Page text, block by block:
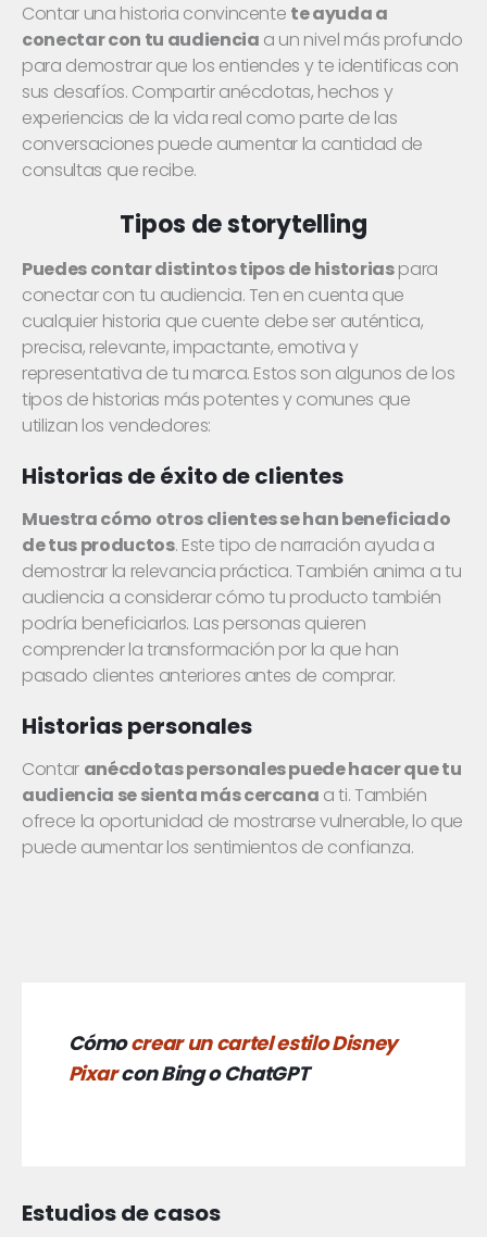
Contar una historia convincente te ayuda a
conectar con tu audiencia a un nivel más profundo
para demostrar que los entiendes y te identificas con
sus desafíos. Compartir anécdotas, hechos y
experiencias de la vida real como parte de las
conversaciones puede aumentar la cantidad de
consultas que recibe.
Tipos de storytelling
Puedes contar distintos tipos de historiaspara
conectar con tu audiencia. Ten en cuenta que
cualquier historia que cuente debe ser auténtica,
precisa, relevante, impactante, emotiva y
representativa de tu marca. Estos son algunos de los
tipos de historias más potentes y comunes que
utilizan los vendedores:
Historias de éxito de clientes
Muestra cómo otros clientes se han beneficiado
de tus productos. Este tipo de narración ayuda a
demostrar la relevancia práctica. También anima a tu
audiencia a considerar cómo tu producto también
podría beneficiarlos. Las personas quieren
comprender la transformación por la que han
pasado clientes anteriores antes de comprar.
Historias personales
Contar anécdotas personales puede hacer que tu
audiencia se sienta más cercana a ti. También
ofrece la oportunidad de mostrarse vulnerable, lo que
puede aumentar los sentimientos de confianza.
Cómocrear un cartel estilo Disney
Pixarcon Bing o ChatGPT
Estudios de casos